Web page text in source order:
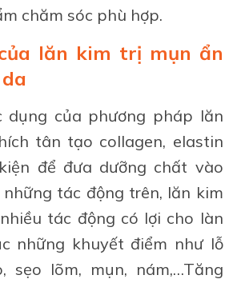
chăm sóc phù hợp.
lăn kim trị mụn ẩn
dụng của phương pháp lăn
tân tạo collagen, elastin
để đưa dưỡng chất vào
tác động trên, lăn kim
tác động có lợi cho làn
những khuyết điểm như lỗ
sẹo lõm, mụn, nám,…Tăng